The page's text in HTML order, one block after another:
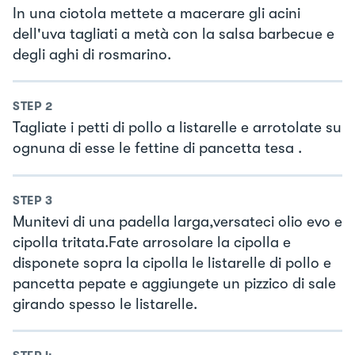
In una ciotola mettete a macerare gli acini
dell'uva tagliati a metà con la salsa barbecue e
degli aghi di rosmarino.
STEP 2
Tagliate i petti di pollo a listarelle e arrotolate su
ognuna di esse le fettine di pancetta tesa .
STEP 3
Munitevi di una padella larga,versateci olio evo e
cipolla tritata.Fate arrosolare la cipolla e
disponete sopra la cipolla le listarelle di pollo e
pancetta pepate e aggiungete un pizzico di sale
girando spesso le listarelle.